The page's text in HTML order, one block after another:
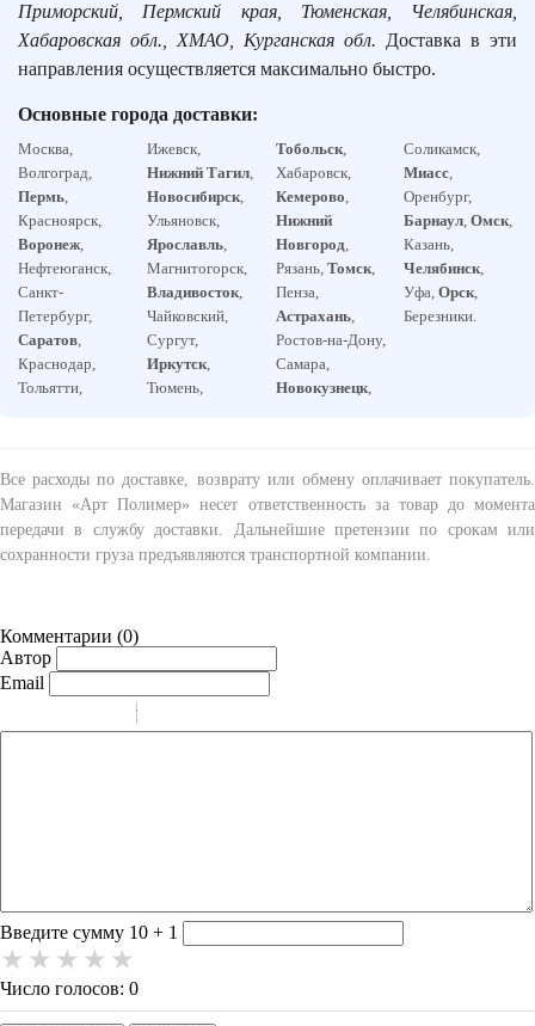
Приморский, Пермский края, Тюменская, Челябинская,
Хабаровская обл., ХМАО, Курганская обл. Доставка в эти
направления осуществляется максимально быстро.
Основные города доставки:
Москва,
Волгоград,
Пермь,
Красноярск,
Воронеж,
Нефтеюганск,
Санкт-
Петербург,
Саратов,
Краснодар,
Тольятти,
Ижевск,
Нижний Тагил,
Новосибирск,
Ульяновск,
Ярославль,
Магнитогорск,
Владивосток,
Чайковский,
Сургут,
Иркутск,
Тюмень,
Тобольск,
Хабаровск,
Кемерово,
Нижний
Новгород,
Рязань, Томск,
Пенза,
Астрахань,
Ростов-на-Дону,
Самара,
Новокузнецк,
Соликамск,
Миасс,
Оренбург,
Барнаул,Омск,
Казань,
Челябинск,
Уфа,Орск,
Березники.
Все расходы по доставке, возврату или обмену оплачивает покупатель.
Магазин «Арт Полимер» несет ответственность за товар до момента
передачи в службу доставки. Дальнейшие претензии по срокам или
сохранности груза предъявляются транспортной компании.
Комментарии (0)
Автор
Email
-
-
-
Введите сумму 10 + 1
Число голосов: 0